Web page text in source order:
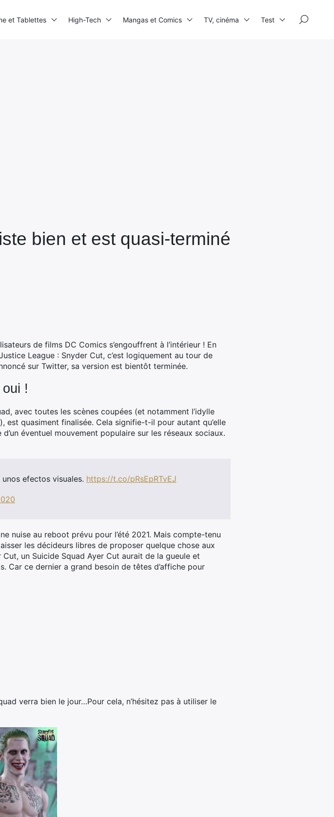
bien et est quasi-terminé
de films DC Comics s’engouffrent à l’intérieur ! En
League : Snyder Cut, c’est logiquement au tour de
sur Twitter, sa version est bientôt terminée.
!
avec toutes les scènes coupées (et notamment l’idylle
est quasiment finalisée. Cela signifie-t-il pour autant qu’elle
éventuel mouvement populaire sur les réseaux sociaux.
efectos visuales. https://t.co/pRsEpRTvEJ
nuise au reboot prévu pour l’été 2021. Mais compte-tenu
les décideurs libres de proposer quelque chose aux
un Suicide Squad Ayer Cut aurait de la gueule et
Car ce dernier a grand besoin de têtes d’affiche pour
verra bien le jour…Pour cela, n’hésitez pas à utiliser le
et Tablettes High-Tech Mangas et Comics TV, cinéma Test